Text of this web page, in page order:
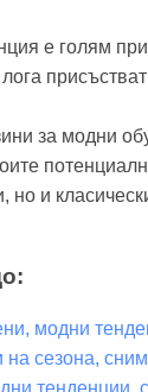
е голям
за модни
но и
модни
на сезона,
тенденции,